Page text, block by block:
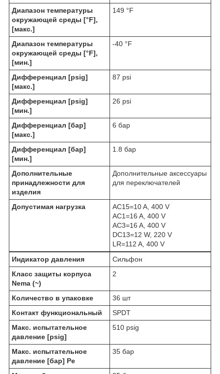
Диапазон температуры
окружающей среды [°F],
[макс.]
149 °F
Диапазон температуры
окружающей среды [°F],
[мин.]
-40 °F
Дифференциал [psig]
[макс.]
87 psi
Дифференциал [psig]
[мин.]
26 psi
Дифференциал [бар]
[макс.]
6 бар
Дифференциал [бар]
[мин.]
1.8 бар
Дополнительные
принадлежности для
изделия
Дополнительные аксессуары
для переключателей
Допустимая нагрузка
AC15=10 A, 400 V
AC1=16 A, 400 V
AC3=16 A, 400 V
DC13=12 W, 220 V
LR=112 A, 400 V
Индикатор давления
Сильфон
Класс защиты корпуса
Nema (~)
2
Количество в упаковке
36 шт
Контакт функциональный
SPDT
Макс. испытательное
давление [psig]
510 psig
Макс. испытательное
давление [бар] Pe
35 бар